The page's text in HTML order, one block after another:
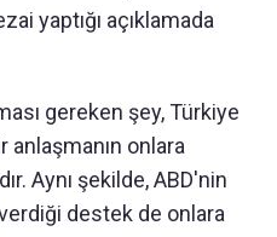
yaptığı açıklamada
gereken şey, Türkiye
anlaşmanın onlara
Aynı şekilde, ABD'nin
destek de onlara